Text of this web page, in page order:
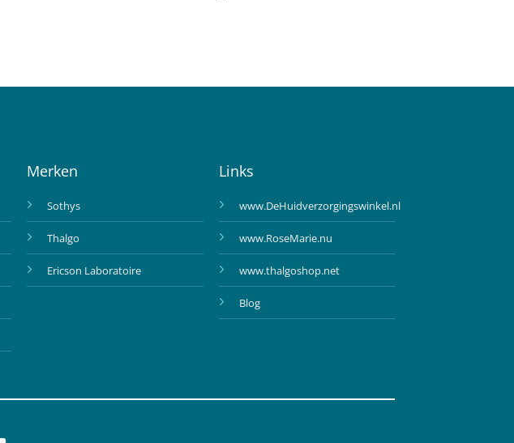
Merken
Sothys
Thalgo
Ericson Laboratoire
Links
www.DeHuidverzorgingswinkel.nl
www.RoseMarie.nu
www.thalgoshop.net
Blog